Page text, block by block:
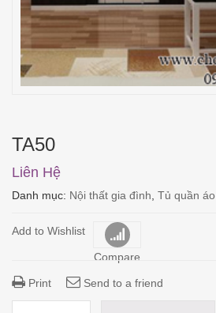
TA50
Liên Hệ
Danh mục: Nội thất gia đình Tủ quần áo
Add to Wishlist
Compare
Print Send to a friend